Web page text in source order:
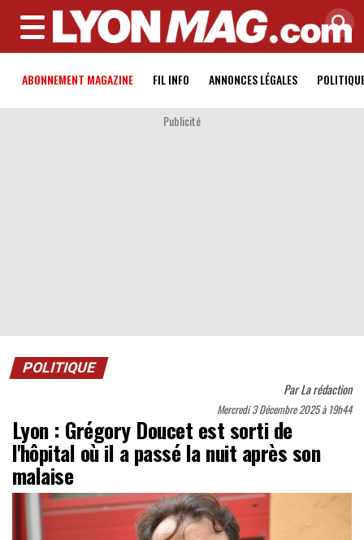
MENU
ABONNEMENT MAGAZINE FIL INFO ANNONCES LÉGALES
Publicité
POLITIQUE
ParLa rédaction
Mercredi 3 Décembre 2025 à 19h44
Lyon : Grégory Doucet est sorti de
l'hôpital où il a passé la nuit après son
malaise